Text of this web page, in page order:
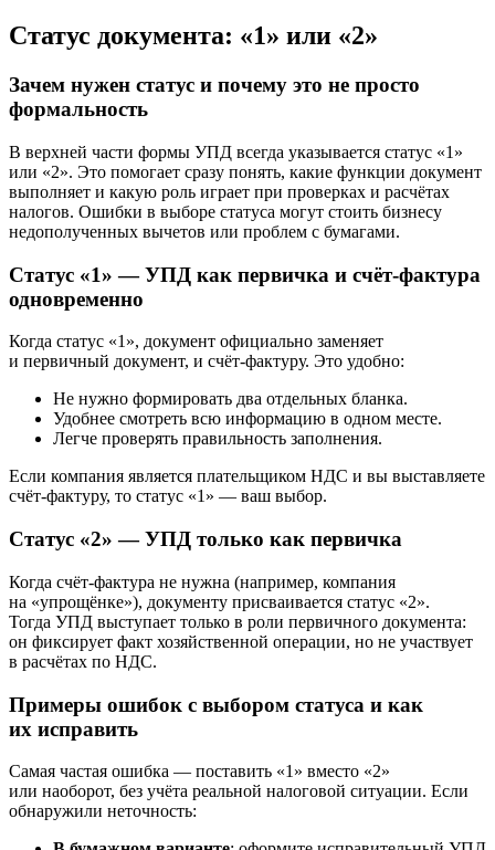
Статус документа: «1» или «2»
Зачем нужен статус и почему это не просто
формальность
В верхней части формы УПД всегда указывается статус «1»
или «2». Это помогает сразу понять, какие функции документ
выполняет и какую роль играет при проверках и расчётах
налогов. Ошибки в выборе статуса могут стоить бизнесу
недополученных вычетов или проблем с бумагами.
Статус «1» — УПД как первичка и счёт-фактура
одновременно
Когда статус «1», документ официально заменяет
и первичный документ, и счёт-фактуру. Это удобно:
Не нужно формировать два отдельных бланка.
Удобнее смотреть всю информацию в одном месте.
Легче проверять правильность заполнения.
Если компания является плательщиком НДС и вы выставляете
счёт-фактуру, то статус «1» — ваш выбор.
Статус «2» — УПД только как первичка
Когда счёт-фактура не нужна (например, компания
на «упрощёнке»), документу присваивается статус «2».
Тогда УПД выступает только в роли первичного документа:
он фиксирует факт хозяйственной операции, но не участвует
в расчётах по НДС.
Примеры ошибок с выбором статуса и как
их исправить
Самая частая ошибка — поставить «1» вместо «2»
или наоборот, без учёта реальной налоговой ситуации. Если
обнаружили неточность: